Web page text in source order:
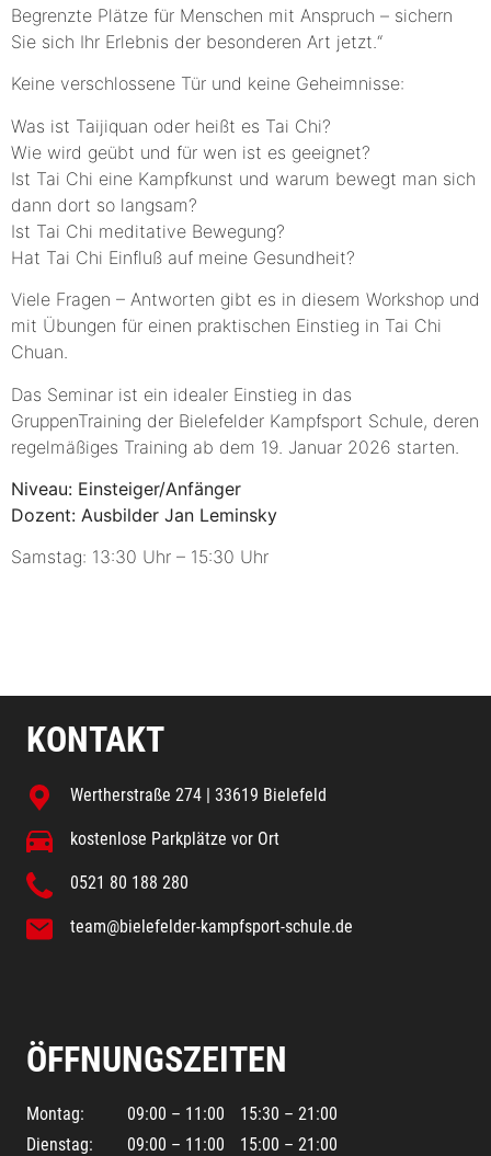
Begrenzte Plätze für Menschen mit Anspruch – sichern
Sie sich Ihr Erlebnis der besonderen Art jetzt.“
Keine verschlossene Tür und keine Geheimnisse:
Was ist Taijiquan oder heißt es Tai Chi?
Wie wird geübt und für wen ist es geeignet?
Ist Tai Chi eine Kampfkunst und warum bewegt man sich
dann dort so langsam?
Ist Tai Chi meditative Bewegung?
Hat Tai Chi Einfluß auf meine Gesundheit?
Viele Fragen – Antworten gibt es in diesem Workshop und
mit Übungen für einen praktischen Einstieg in Tai Chi
Chuan.
Das Seminar ist ein idealer Einstieg in das
GruppenTraining der Bielefelder Kampfsport Schule, deren
regelmäßiges Training ab dem 19. Januar 2026 starten.
Niveau: Einsteiger/Anfänger
Dozent: Ausbilder Jan Leminsky
Samstag: 13:30 Uhr – 15:30 Uhr
KONTAKT
Wertherstraße 274 | 33619 Bielefeld
kostenlose Parkplätze vor Ort
0521 80 188 280
team@bielefelder-kampfsport-schule.de
ÖFFNUNGSZEITEN
Montag: 09:00 – 11:00
15:30 – 21:00
Dienstag:
09:00 – 11:00
15:00 – 21:00